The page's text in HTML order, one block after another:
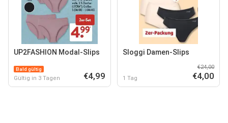
UP2FASHION Modal-Slips
Bald gültig
Gültig in 3 Tagen €4,99
Sloggi Damen-Slips
1 Tag
€24,00
€4,00